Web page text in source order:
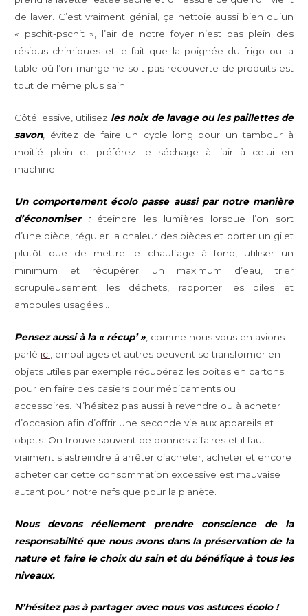
de laver. C’est vraiment génial, ça nettoie aussi bien qu’un
« pschit-pschit », l’air de notre foyer n’est pas plein des
résidus chimiques et le fait que la poignée du frigo ou la
table où l’on mange ne soit pas recouverte de produits est
tout de même plus sain.
Côté lessive, utilisez les noix de lavage ou les paillettes de
savon, évitez de faire un cycle long pour un tambour à
moitié plein et préférez le séchage à l’air à celui en
machine.
Un comportement écolo passe aussi par notre manière
d’économiser: éteindre les lumières lorsque l’on sort
d’une pièce, réguler la chaleur des pièces et porter un gilet
plutôt que de mettre le chauffage à fond, utiliser un
minimum et récupérer un maximum d’eau, trier
scrupuleusement les déchets, rapporter les piles et
ampoules usagées…
Pensez aussi à la « récup’ » , comme nous vous en avions
parlé ici , emballages et autres peuvent se transformer en
objets utiles par exemple récupérez les boites en cartons
pour en faire des casiers pour médicaments ou
accessoires. N’hésitez pas aussi à revendre ou à acheter
d’occasion afin d’offrir une seconde vie aux appareils et
objets. On trouve souvent de bonnes affaires et il faut
vraiment s’astreindre à arrêter d’acheter, acheter et encore
acheter car cette consommation excessive est mauvaise
autant pour notre nafs que pour la planète.
Nous devons réellement prendre conscience de la
responsabilité que nous avons dans la préservation de la
nature et faire le choix du sain et du bénéfique à tous les
niveaux.
N’hésitez pas à partager avec nous vos astuces écolo !